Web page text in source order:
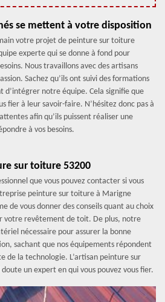
se mettent à votre disposition
votre projet de peinture sur toiture
experte qui se donne à fond pour
Nous travaillons avec des artisans
Sachez qu’ils ont suivi des formations
d’intégrer notre équipe. Cela signifie que
fier à leur savoir-faire. N’hésitez donc pas à
afin qu’ils puissent réaliser une
à vos besoins.
sur toiture 53200
que vous pouvez contacter si vous
peinture sur toiture à Marigne
de vous donner des conseils quant au choix
votre revêtement de toit. De plus, notre
nécessaire pour assurer la bonne
sachant que nos équipements répondent
de la technologie. L’artisan peinture sur
un expert en qui vous pouvez vous fier.